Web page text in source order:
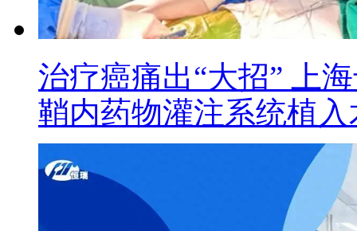
治疗癌痛出“大招” 上
鞘内药物灌注系统植入